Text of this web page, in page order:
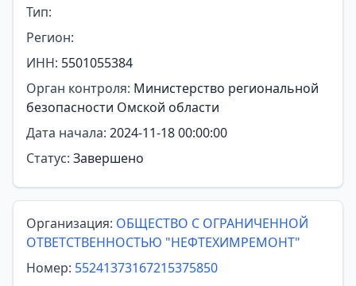
Тип:
Регион:
ИНН: 5501055384
Орган контроля: Министерство региональной
безопасности Омской области
Дата начала: 2024-11-18 00:00:00
Статус: Завершено
Организация: ОБЩЕСТВО С ОГРАНИЧЕННОЙ
ОТВЕТСТВЕННОСТЬЮ "НЕФТЕХИМРЕМОНТ"
Номер: 55241373167215375850